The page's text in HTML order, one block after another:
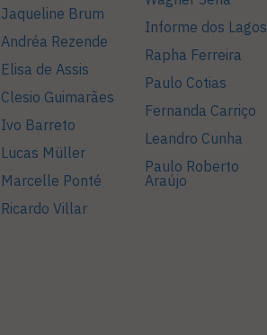
Jaqueline Brum
Andréa Rezende
Elisa de Assis
Clesio Guimarães
Ivo Barreto
Lucas Müller
Marcelle Ponté
Ricardo Villar
Informe dos Lagos
Rapha Ferreira
Paulo Cotias
Fernanda Carriço
Leandro Cunha
Paulo Roberto
Araújo